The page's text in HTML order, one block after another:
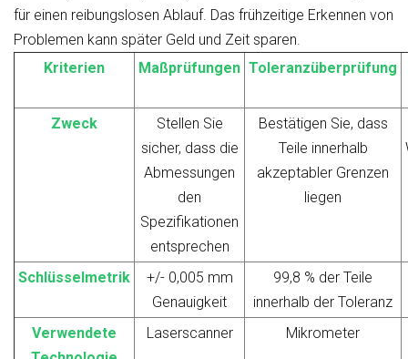
für einen reibungslosen Ablauf. Das frühzeitige Erkennen von
Problemen kann später Geld und Zeit sparen.
Kriterien
Maßprüfungen Toleranzüberprüfung
Zweck
Stellen Sie
sicher, dass die
Abmessungen
den
Spezifikationen
entsprechen
Bestätigen Sie, dass
Teile innerhalb
akzeptabler Grenzen
liegen
Schlüsselmetrik
+/- 0,005 mm
Genauigkeit
99,8 % der Teile
innerhalb der Toleranz
Verwendete
Laserscanner Mikrometer